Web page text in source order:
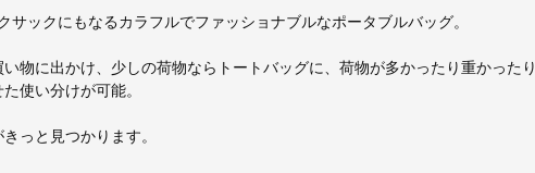
サックにもなるカラフルでファッショナブルなポータブルバッグ。
物に出かけ、少しの荷物ならトートバッグに、荷物が多かったり重かったり
使い分けが可能。
っと見つかります。